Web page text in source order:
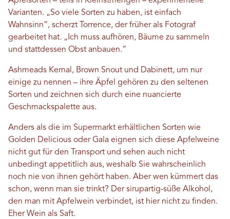
Varianten. „So viele Sorten zu haben, ist einfach
Wahnsinn“, scherzt Torrence, der früher als Fotograf
gearbeitet hat. „Ich muss aufhören, Bäume zu sammeln
und stattdessen Obst anbauen.“
Ashmeads Kernal, Brown Snout und Dabinett, um nur
einige zu nennen – ihre Äpfel gehören zu den seltenen
Sorten und zeichnen sich durch eine nuancierte
Geschmackspalette aus.
Anders als die im Supermarkt erhältlichen Sorten wie
Golden Delicious oder Gala eignen sich diese Apfelweine
nicht gut für den Transport und sehen auch nicht
unbedingt appetitlich aus, weshalb Sie wahrscheinlich
noch nie von ihnen gehört haben. Aber wen kümmert das
schon, wenn man sie trinkt? Der sirupartig-süße Alkohol,
den man mit Apfelwein verbindet, ist hier nicht zu finden.
Eher Wein als Saft.